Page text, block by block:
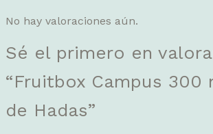
No hay valoraciones aún.
Sé el primero en
“Fruitbox Campus 300
de Hadas”